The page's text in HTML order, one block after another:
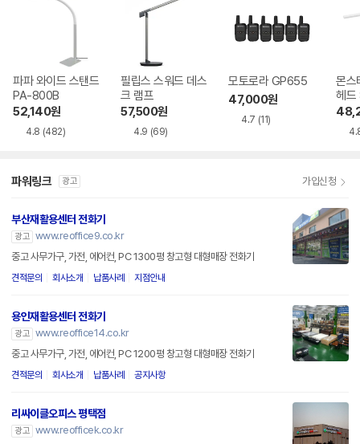
파파 와이드 스탠드
PA-800B
52,140원
4.8 (482)
필립스 스워드 데스
크 램프
57,500원
4.9 (69)
모토로라 GP655
47,000원
4.7 (11)
몬스
헤
드
파워링크 광고 가입신청
부산재활용센터 전화기
광고 www.reoffice9.co.kr
중고 사무가구, 가전, 에어컨, PC 1300평 창고형 대형매장 전화기
견적문의 회사소개 납품사례 지점안내
용인재활용센터 전화기
광고 www.reoffice14.co.kr
중고 사무가구, 가전, 에어컨, PC 1200평 창고형 대형매장 전화기
견적문의 회사소개 납품사례 공지사항
리싸이클오피스 평택점
광고 www.reofficek.co.kr